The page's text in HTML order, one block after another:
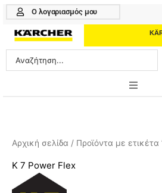
Μετάβαση
περιεχόμενο
Ο λογαριασμός μου
Search
...
PROFESSIONAL
ΑΞΕΣΟΥΑΡ
Αρχική σελίδα / Προϊόντα με ετικέτα
K 7 Power Flex